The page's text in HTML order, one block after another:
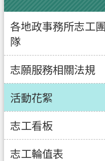
各地政事務所志工團
隊
志願服務相關法規
活動花絮
志工看板
志工輪值表